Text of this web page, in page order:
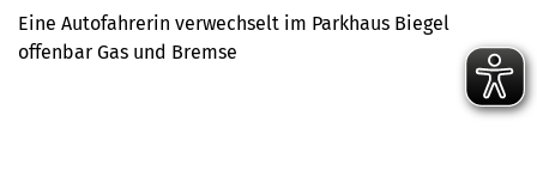
Eine Autofahrerin verwechselt im Parkhaus Biegel
offenbar Gas und Bremse